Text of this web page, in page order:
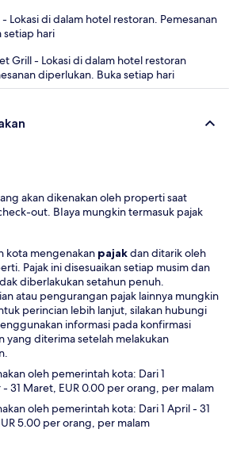
- Lokasi di dalam hotel restoran. Pemesanan
setiap hari
Grill - Lokasi di dalam hotel restoran
diperlukan. Buka setiap hari
akan dikenakan oleh properti saat
out. BIaya mungkin termasuk pajak
kota mengenakan pajakdan ditarik oleh
Pajak ini disesuaikan setiap musim dan
diberlakukan setahun penuh.
atau pengurangan pajak lainnya mungkin
perincian lebih lanjut, silakan hubungi
informasi pada konfirmasi
yang diterima setelah melakukan
oleh pemerintah kota: Dari 1
31 Maret, EUR 0.00 per orang, per malam
oleh pemerintah kota: Dari 1 April - 31
5.00 per orang, per malam